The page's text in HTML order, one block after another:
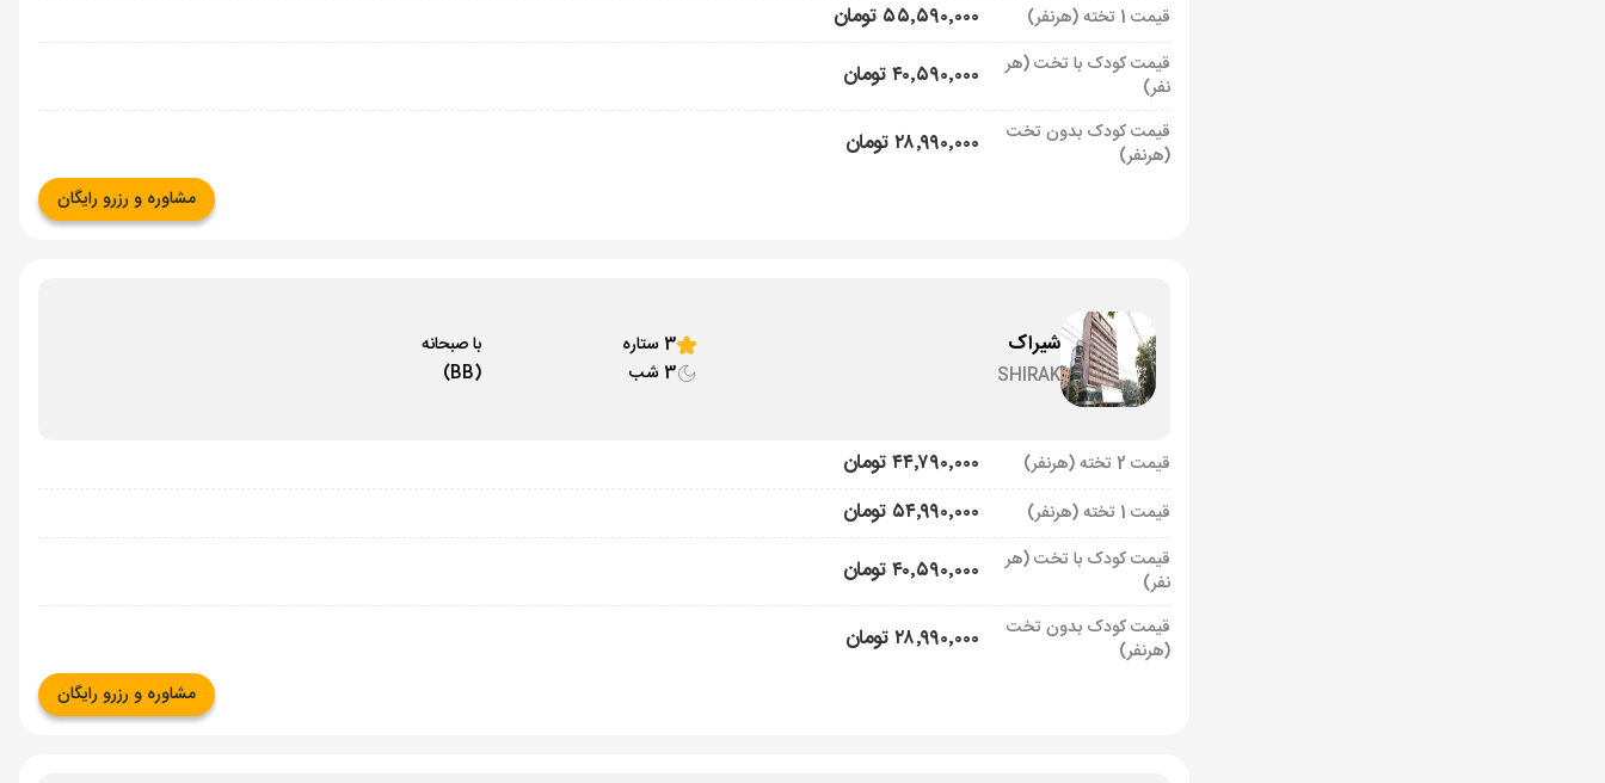
قیمت 1 تخته (هرنفر) ۵۵٬۵۹۰٬۰۰۰ تومان
قیمت کودک با تخت (هر
نفر)
۴۰٬۵۹۰٬۰۰۰ تومان
قیمت کودک بدون تخت
(هرنفر)
۲۸٬۹۹۰٬۰۰۰ تومان
مشاوره و رزرو رایگان
شیراک
SHIRAK
3 ستاره
3 شب
با صبحانه
(BB)
قیمت 2 تخته (هرنفر) ۴۴٬۷۹۰٬۰۰۰ تومان
قیمت 1 تخته (هرنفر) ۵۴٬۹۹۰٬۰۰۰ تومان
قیمت کودک با تخت (هر
نفر)
۴۰٬۵۹۰٬۰۰۰ تومان
قیمت کودک بدون تخت
(هرنفر)
۲۸٬۹۹۰٬۰۰۰ تومان
مشاوره و رزرو رایگان